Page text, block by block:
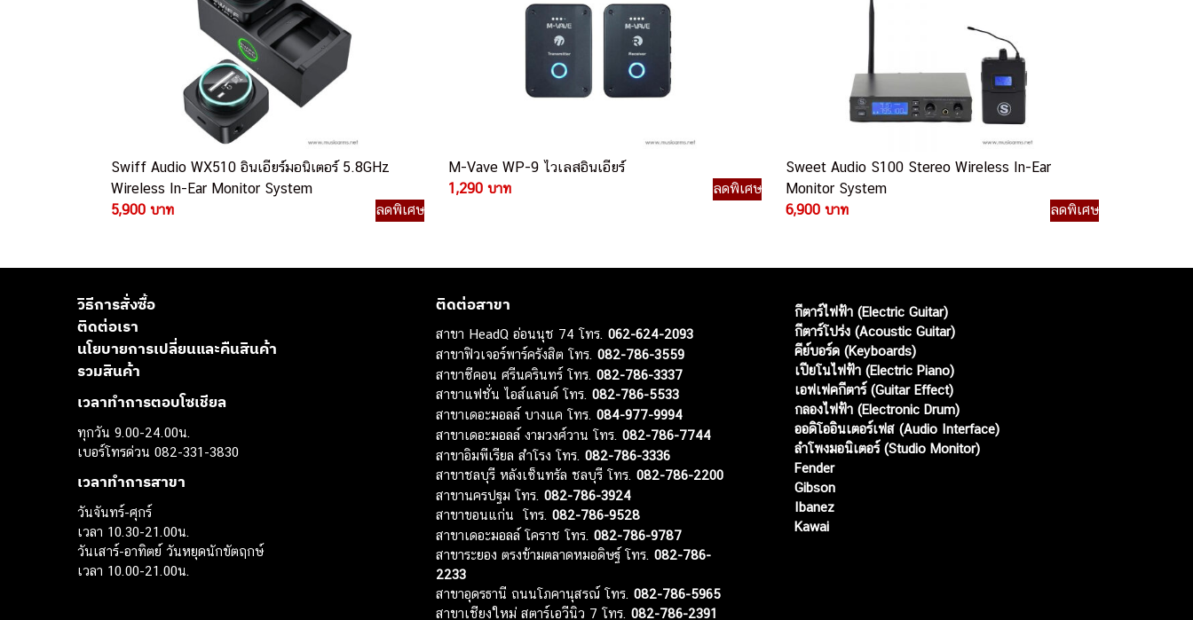
Swiff Audio WX510 อินเอียร์มอนิเตอร์ 5.8GHz
Wireless In-Ear Monitor System
5,900 บาท
ลดพิเศษ
M-Vave WP-9 ไวเลสอินเอียร์
1,290 บาท
ลดพิเศษ
Sweet Audio S100 Stereo Wireless In-Ear
Monitor System
6,900 บาท
ลดพิเศษ
วิธีการสั่งซื้อ
ติดต่อเรา
นโยบายการเปลี่ยนและคืนสินค้า
รวมสินค้า
เวลาทำการตอบโซเชียล
ทุกวัน 9.00-24.00น.
เบอร์โทรด่วน 082-331-3830
เวลาทำการสาขา
วันจันทร์-ศุกร์
เวลา 10.30-21.00น.
วันเสาร์-อาทิตย์ วันหยุดนักขัตฤกษ์
เวลา 10.00-21.00น.
ติดต่อสาขา
สาขา HeadQ อ่อนนุช 74 โทร.062-624-2093
สาขาฟิวเจอร์พาร์ครังสิต โทร.082-786-3559
สาขาซีคอน ศรีนครินทร์ โทร.082-786-3337
สาขาแฟชั่น ไอส์แลนด์ โทร.082-786-5533
สาขาเดอะมอลล์ บางแค โทร.084-977-9994
สาขาเดอะมอลล์ งามวงศ์วาน โทร.082-786-7744
สาขาอิมพีเรียล สำโรง โทร.082-786-3336
สาขาชลบุรี หลังเซ็นทรัล ชลบุรี โทร.082-786-2200
สาขานครปฐม โทร.082-786-3924
สาขาขอนแก่น โทร.082-786-9528
สาขาเดอะมอลล์ โคราช โทร.082-786-9787
สาขาระยอง ตรงข้ามตลาดหมอดิษฐ์ โทร.082-786-
2233
สาขาอุดรธานี ถนนโภคานุสรณ์ โทร.082-786-5965
สาขาเชียงใหม่ สตาร์เอวีนิว 7 โทร.082-786-2391
กีตาร์ไฟฟ้า (Electric Guitar)
กีตาร์โปร่ง (Acoustic Guitar)
คีย์บอร์ด (Keyboards)
เปียโนไฟฟ้า (Electric Piano)
เอฟเฟคกีตาร์ (Guitar Effect)
กลองไฟฟ้า (Electronic Drum)
ออดิโออินเตอร์เฟส (Audio Interface)
ลำโพงมอนิเตอร์ (Studio Monitor)
Fender
Gibson
Ibanez
Kawai